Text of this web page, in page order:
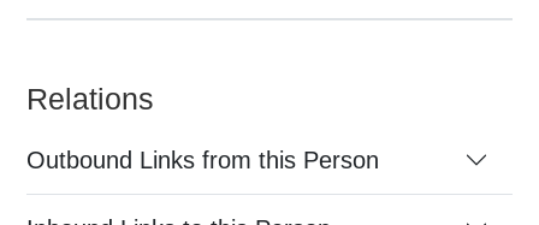
Relations
Outbound Links from this Person